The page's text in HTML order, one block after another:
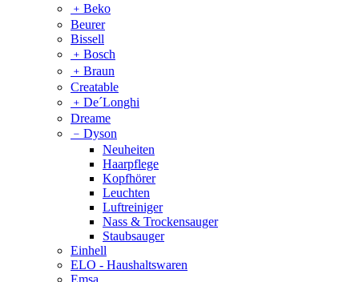
﹢ Beko
Beurer
Bissell
﹢ Bosch
﹢ Braun
Creatable
﹢ De´Longhi
Dreame
﹣ Dyson
Neuheiten
Haarpflege
Kopfhörer
Leuchten
Luftreiniger
Nass & Trockensauger
Staubsauger
Einhell
ELO - Haushaltswaren
Emsa